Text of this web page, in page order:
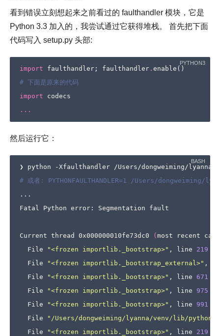
看到错误立刻想起来之前看过的 faulthandler 模块，它是
Python 3.3 加入的，我尝试通过它获得堆栈。 首先把下面
代码写入 setup.py 头部:
import faulthandler ; faulthandler . enable ()
# 下面是原来的代码
import
codecs
...
然后运行它：
# 或者: PYTHONFAULTHANDLER=1 /Users/
...
Fatal Python error: Segmentation fault
Current thread 0x000000010fe73dc0 ( most recent
  File
"<frozen importlib._bootstrap>" , line 219
  File
"<frozen importlib._bootstrap_external>" ,
  File
"<frozen importlib._bootstrap>" , line 671
  File
"<frozen importlib._bootstrap>" , line 975
  File
"<frozen importlib._bootstrap>" , line 991
  File
"/Users/dongweiming/lyanna/venv/lib/
  File
"<frozen importlib._bootstrap>" , line 219